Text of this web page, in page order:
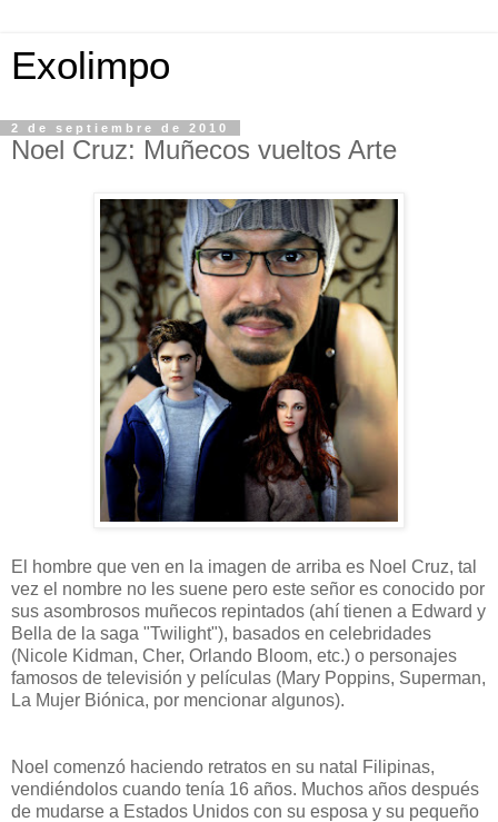
Exolimpo
2 de septiembre de 2010
Noel Cruz: Muñecos vueltos Arte
El hombre que ven en la imagen de arriba es Noel Cruz, tal
vez el nombre no les suene pero este señor es conocido por
sus asombrosos muñecos repintados (ahí tienen a Edward y
Bella de la saga "Twilight"), basados en celebridades
(Nicole Kidman, Cher, Orlando Bloom, etc.) o personajes
famosos de televisión y películas (Mary Poppins, Superman,
La Mujer Biónica, por mencionar algunos).
Noel comenzó haciendo retratos en su natal Filipinas,
vendiéndolos cuando tenía 16 años. Muchos años después
de mudarse a Estados Unidos con su esposa y su pequeño